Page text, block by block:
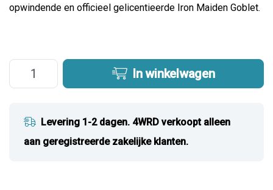
opwindende en officieel gelicentieerde Iron Maiden Goblet.
In winkelwagen
Levering 1-2 dagen. 4WRD verkoopt alleen
aan geregistreerde zakelijke klanten.